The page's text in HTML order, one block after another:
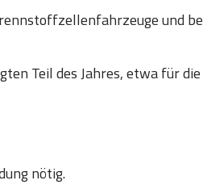
und
Teil des Jahres, etwa für
nötig.